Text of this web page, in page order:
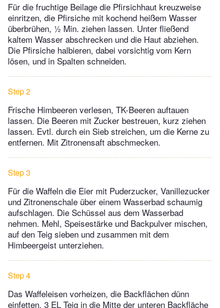
Für die fruchtige Beilage die Pfirsichhaut kreuzweise
einritzen, die Pfirsiche mit kochend heißem Wasser
überbrühen, ½ Min. ziehen lassen. Unter fließend
kaltem Wasser abschrecken und die Haut abziehen.
Die Pfirsiche halbieren, dabei vorsichtig vom Kern
lösen, und in Spalten schneiden.
Step 2
Frische Himbeeren verlesen, TK-Beeren auftauen
lassen. Die Beeren mit Zucker bestreuen, kurz ziehen
lassen. Evtl. durch ein Sieb streichen, um die Kerne zu
entfernen. Mit Zitronensaft abschmecken.
Step 3
Für die Waffeln die Eier mit Puderzucker, Vanillezucker
und Zitronenschale über einem Wasserbad schaumig
aufschlagen. Die Schüssel aus dem Wasserbad
nehmen. Mehl, Speisestärke und Backpulver mischen,
auf den Teig sieben und zusammen mit dem
Himbeergeist unterziehen.
Step 4
Das Waffeleisen vorheizen, die Backflächen dünn
einfetten. 3 EL Teig in die Mitte der unteren Backfläche